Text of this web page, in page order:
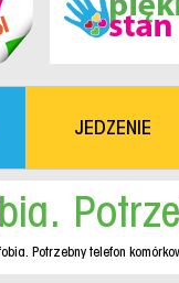
JEDZENIE
Potrzebny telefon